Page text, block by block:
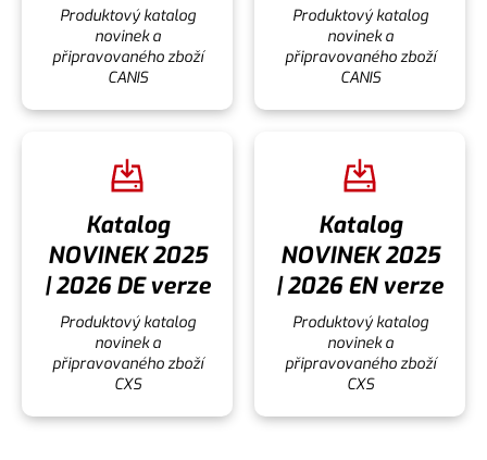
Produktový katalog
novinek a
připravovaného zboží
CANIS
Produktový katalog
novinek a
připravovaného zboží
CANIS
Katalog
NOVINEK 2025
| 2026 DE verze
Produktový katalog
novinek a
připravovaného zboží
CXS
Katalog
NOVINEK 2025
| 2026 EN verze
Produktový katalog
novinek a
připravovaného zboží
CXS